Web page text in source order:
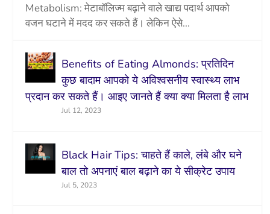
Metabolism: मेटाबॉलिज्म बढ़ाने वाले खाद्य पदार्थ आपको
वजन घटाने में मदद कर सकते हैं। लेकिन ऐसे...
Benefits of Eating Almonds: प्रतिदिन
कुछ बादाम आपको ये अविश्वसनीय स्वास्थ्य लाभ
प्रदान कर सकते हैं। आइए जानते हैं क्या क्या मिलता है लाभ
Jul 12, 2023
Black Hair Tips: चाहते हैं काले, लंबे और घने
बाल तो अपनाएं बाल बढ़ाने का ये सीक्रेट उपाय
Jul 5, 2023